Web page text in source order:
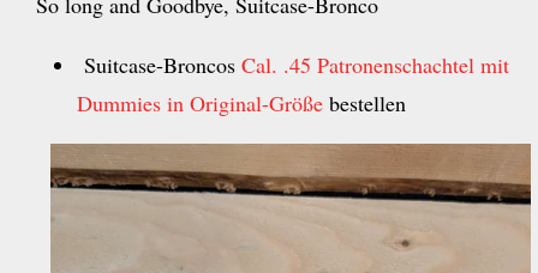
Suitcase-Broncos Cal. .45 Patronenschachtel mit
Dummies in Original-Größe bestellen